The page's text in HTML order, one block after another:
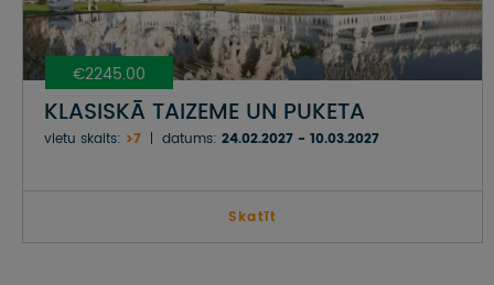
€2245.00
KLASISKĀ TAIZEME UN PUKETA
vietu skaits: >7 datums: 24.02.2027 - 10.03.2027
Skatīt